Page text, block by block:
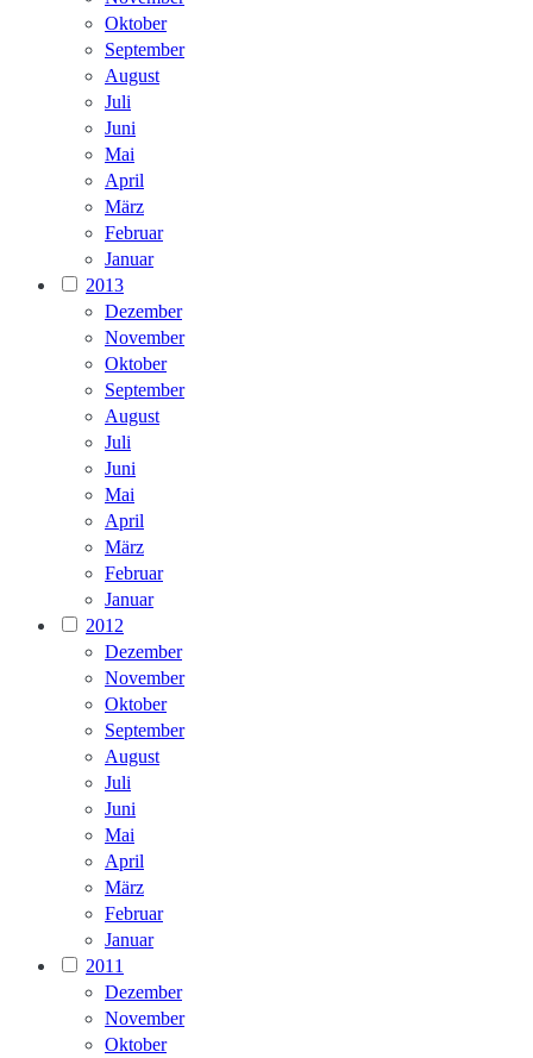
Oktober
September
August
Juli
Juni
Mai
April
März
Februar
Januar
2013
Dezember
November
Oktober
September
August
Juli
Juni
Mai
April
März
Februar
Januar
2012
Dezember
November
Oktober
September
August
Juli
Juni
Mai
April
März
Februar
Januar
2011
Dezember
November
Oktober